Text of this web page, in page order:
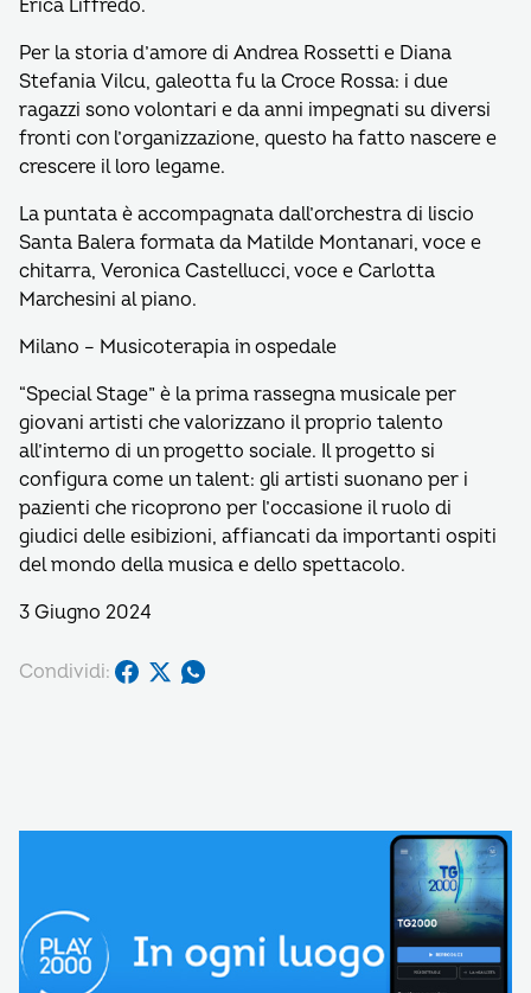
Erica Liffredo.
Per la storia d’amore di Andrea Rossetti e Diana
Stefania Vilcu, galeotta fu la Croce Rossa: i due
ragazzi sono volontari e da anni impegnati su diversi
fronti con l’organizzazione, questo ha fatto nascere e
crescere il loro legame.
La puntata è accompagnata dall’orchestra di liscio
Santa Balera formata da Matilde Montanari, voce e
chitarra, Veronica Castellucci, voce e Carlotta
Marchesini al piano.
Milano – Musicoterapia in ospedale
“Special Stage” è la prima rassegna musicale per
giovani artisti che valorizzano il proprio talento
all’interno di un progetto sociale. Il progetto si
configura come un talent: gli artisti suonano per i
pazienti che ricoprono per l’occasione il ruolo di
giudici delle esibizioni, affiancati da importanti ospiti
del mondo della musica e dello spettacolo.
3 Giugno 2024
Condividi: